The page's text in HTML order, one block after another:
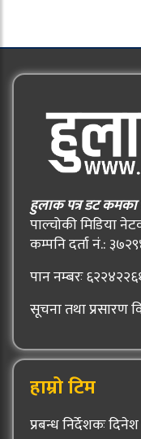
हुलाक पत्र डट कमका
पाल्चोकी मिडिया
कम्पनि दर्ता नं.:
पान नम्बरः
सूचना तथा प्रसारण
हाम्रो टिम
प्रबन्ध निर्देशकः